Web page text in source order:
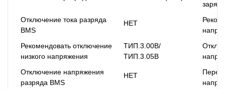
Отключение тока разряда
BMS
НЕТ
Рекомендовать отключение
низкого напряжения
ТИП.3.00В/
ТИП.3.05В
Отключение напряжения
разряда BMS
НЕТ